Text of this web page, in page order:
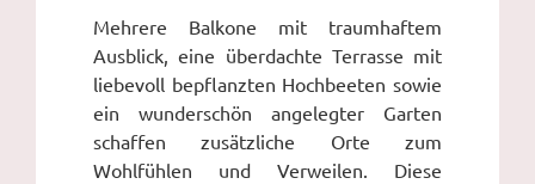
Mehrere Balkone mit traumhaftem
Ausblick, eine überdachte Terrasse mit
liebevoll bepflanzten Hochbeeten sowie
ein wunderschön angelegter Garten
schaffen zusätzliche Orte zum
Wohlfühlen und Verweilen. Diese